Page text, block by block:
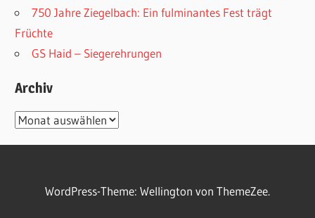
750 Jahre Ziegelbach: Ein fulminantes Fest trägt
Früchte
GS Haid – Siegerehrungen
Archiv
Archiv
WordPress-Theme: Wellington von ThemeZee.